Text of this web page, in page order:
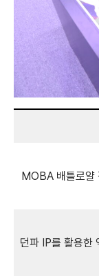
MOBA 배틀로얄
던파 IP를 활용한